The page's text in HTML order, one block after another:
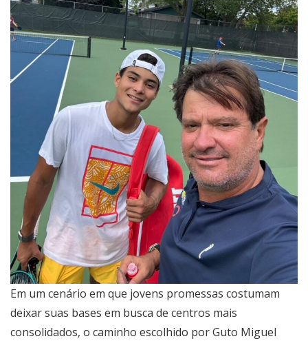
Em um cenário em que jovens promessas costumam
deixar suas bases em busca de centros mais
consolidados, o caminho escolhido por Guto Miguel